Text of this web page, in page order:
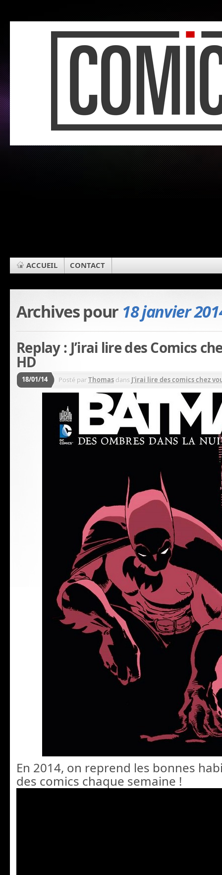
ACCUEIL CONTACT
Archives pour 18 janvier
Replay : J’irai lire des Comics
HD
18/01/14 Posté parThomas dans J'irai lire des comics chez
En 2014, on reprend les bonnes
des comics chaque semaine !